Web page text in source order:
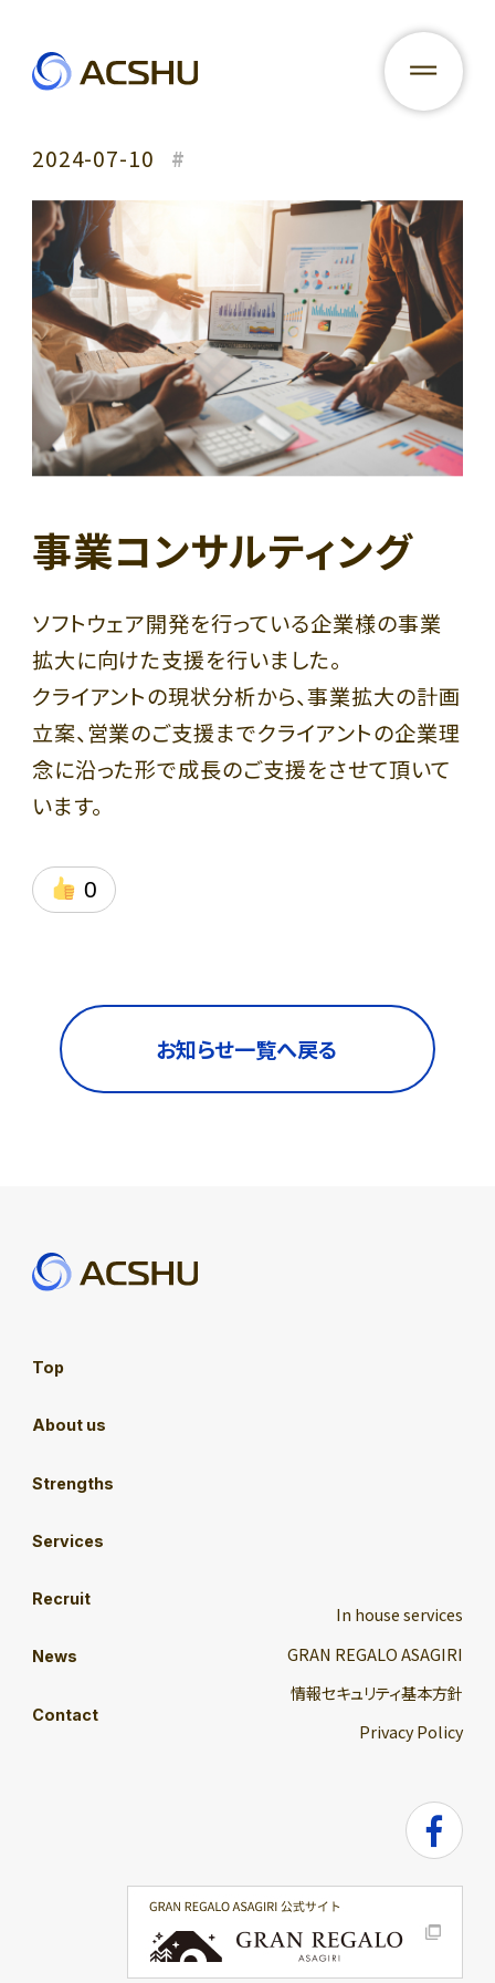
Contact
In house services
Privacy Policy
#
2024-07-10
事業コンサルティング
ソフトウェア開発を行っている企業様の事業
拡大に向けた支援を行いました。
クライアントの現状分析から、事業拡大の計画
立案、営業のご支援までクライアントの企業理
念に沿った形で成長のご支援をさせて頂いて
います。
0
お知らせ一覧へ戻る
Top
About us
Strengths
Services
Recruit
News
Contact
In house services
GRAN REGALO ASAGIRI
情報セキュリティ基本方針
Privacy Policy